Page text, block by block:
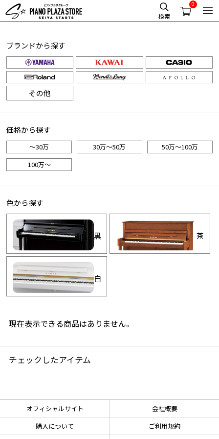
検索
0
HOME 商品一覧
ブランドから探す
その他
価格から探す
～30万 30万～50万
50万～100万
100万～
色から探す
黒 茶
白
現在表示できる商品はありません。
チェックしたアイテム
オフィシャルサイト
会社概要
購入について
ご利用規約